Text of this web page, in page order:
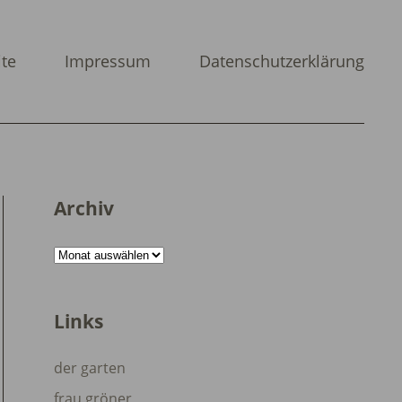
Impressum Datenschutzerklärung
Archiv
Archiv
Links
der garten